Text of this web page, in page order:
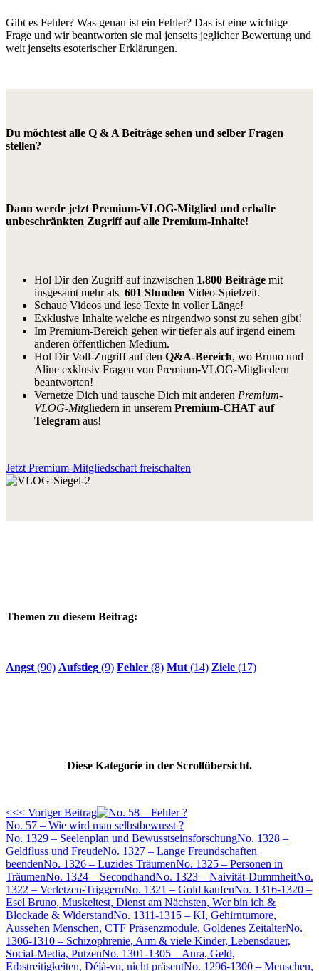
Gibt es Fehler? Was genau ist ein Fehler? Das ist eine wichtige
Frage und wir beantworten sie mal jenseits jeglicher Bewertung und
weit jenseits esoterischer Erklärungen.
Du möchtest alle Q & A Beiträge sehen und selber Fragen
stellen?
Dann werde jetzt Premium-VLOG-Mitglied und erhalte
unbeschränkten Zugriff auf alle Premium-Inhalte!
Hol Dir den Zugriff auf inzwischen 1.800 Beiträge mit
insgesamt mehr als 601 Stunden Video-Spielzeit.
Schaue Videos und lese Texte in voller Länge!
Exklusive Inhalte welche es nirgendwo sonst zu sehen gibt!
Im Premium-Bereich gehen wir tiefer als auf irgend einem
anderen öffentlichen Medium.
Hol Dir Voll-Zugriff auf den Q&A-Bereich, wo Bruno und
Aline exklusiv Fragen von Premium-VLOG-Mitgliedern
beantworten!
Vernetze Dich und tausche Dich mit anderen Premium-
VLOG-Mitgliedern in unserem Premium-CHAT auf
Telegram aus!
Jetzt Premium-Mitgliedschaft freischalten
Themen zu diesem Beitrag:
Angst (90) Aufstieg (9) Fehler (8) Mut (14) Ziele (17)
Diese Kategorie in der Scrollübersicht.
<<< Voriger Beitrag
No. 57 – Wie wird man selbstbewusst ?
No. 1329 – Seelenplan und BewusstseinsforschungNo. 1328 –
Geldfluss und FreudeNo. 1327 – Lange Freundschaften
beendenNo. 1326 – Luzides TräumenNo. 1325 – Personen in
TräumenNo. 1324 – SecondhandNo. 1323 – Naivität-DummheitNo.
1322 – Verletzen-TriggernNo. 1321 – Gold kaufenNo. 1316-1320 –
Esel Bruno, Muskeltest, Dienst am Nächsten, Wer bin ich &
Blockade & WiderstandNo. 1311-1315 – KI, Gehirntumore,
Aussehen Menschen, CTF Präsenzmodule, Goldenes ZeitalterNo.
1306-1310 – Schizophrenie, Arm & viele Kinder, Lebensdauer,
Social-Media, PutzenNo. 1301-1305 – Aura, Geld,
Erbstreitigkeiten, Déjà-vu, nicht präsentNo. 1296-1300 – Menschen,